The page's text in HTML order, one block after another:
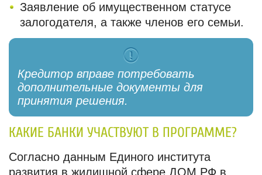
Заявление об имущественном статусе
залогодателя, а также членов его семьи.
Кредитор вправе потребовать
дополнительные документы для
принятия решения.
КАКИЕ БАНКИ УЧАСТВУЮТ В ПРОГРАММЕ?
Согласно данным Единого института
развития в жилищной сфере ДОМ.РФ в